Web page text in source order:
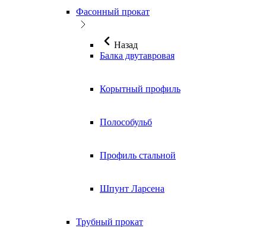
Фасонный прокат
Назад
Балка двутавровая
Корытный профиль
Полособульб
Профиль стальной
Шпунт Ларсена
Трубный прокат